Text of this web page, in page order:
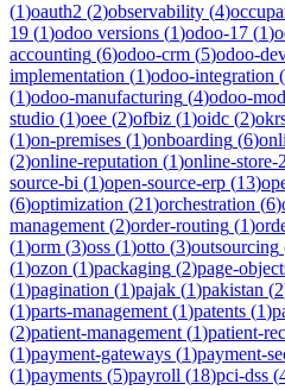
(1)oauth2 (2)observability (4)
19 (1)odoo versions (1)odoo-17 (1)
accounting (6)odoo-crm (5)odoo-
implementation (1)odoo-integration (
(1)odoo-manufacturing (4)odoo-
studio (1)oee (2)ofbiz (1)oidc (2)
(1)on-premises (1)onboarding (6)
(2)online-reputation (1)online-store-
source-bi (1)open-source-erp (13)
(6)optimization (21)orchestration (6)
management (2)order-routing (1)
(1)orm (3)oss (1)otto (3)outsourcing
(1)ozon (1)packaging (2)page-
(1)pagination (1)pajak (1)pakistan (2
(1)parts-management (1)patents (1)
(2)patient-management (1)patient-
(1)payment-gateways (1)payment-
(1)payments (5)payroll (18)pci-dss (